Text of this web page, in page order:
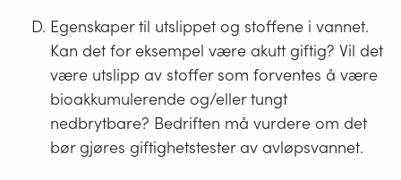
Egenskaper til utslippet og stoffene i vannet.
Kan det for eksempel være akutt giftig? Vil det
være utslipp av stoffer som forventes å være
bioakkumulerende og/eller tungt
nedbrytbare? Bedriften må vurdere om det
bør gjøres giftighetstester av avløpsvannet.